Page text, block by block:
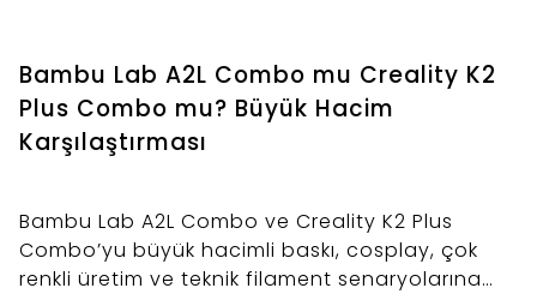
Bambu Lab A2L Combo mu Creality K2
Plus Combo mu? Büyük Hacim
Karşılaştırması
Bambu Lab A2L Combo ve Creality K2 Plus
Combo’yu büyük hacimli baskı, cosplay, çok
renkli üretim ve teknik filament senaryolarına